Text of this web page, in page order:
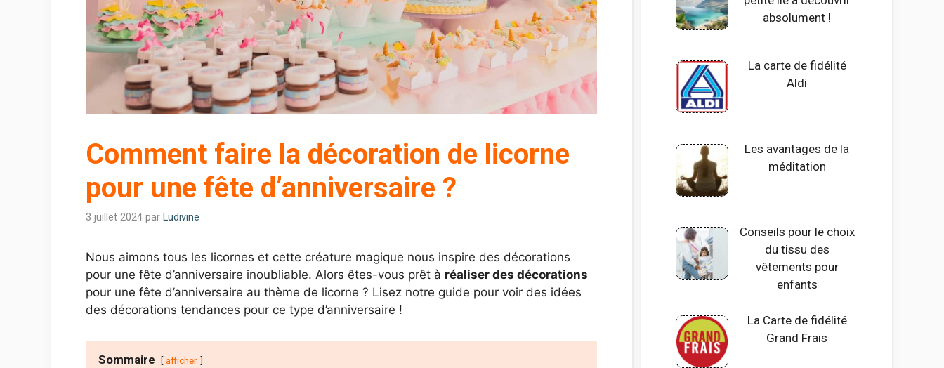
Comment faire la décoration de licorne
pour une fête d’anniversaire ?
3 juillet 2024 par Ludivine
Nous aimons tous les licornes et cette créature magique nous inspire des décorations
pour une fête d’anniversaire inoubliable. Alors êtes-vous prêt à réaliser des décorations
pour une fête d’anniversaire au thème de licorne ? Lisez notre guide pour voir des idées
des décorations tendances pour ce type d’anniversaire !
Sommaire afficher
absolument !
La carte de fidélité
Aldi
Les avantages de la
méditation
Conseils pour le choix
du tissu des
vêtements pour
enfants
La Carte de fidélité
Grand Frais